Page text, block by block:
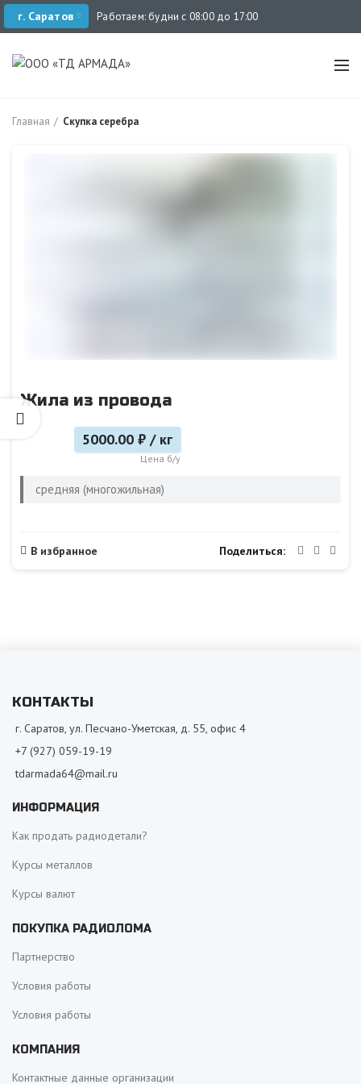
г. Саратов Работаем: будни с 08:00 до 17:00
Главная Скупка серебра
Жила из провода
5000.00 ₽ / кг
Цена б/у
средняя (многожильная)
В избранное Поделиться
КОНТАКТЫ
г. Саратов, ул. Песчано-Уметская, д. 55, офис 4
+7 (927) 059-19-19
tdarmada64@mail.ru
ИНФОРМАЦИЯ
Как продать радиодетали?
Курсы металлов
Курсы валют
ПОКУПКА РАДИОЛОМА
Партнерство
Условия работы
Условия работы
КОМПАНИЯ
Контактные данные организации